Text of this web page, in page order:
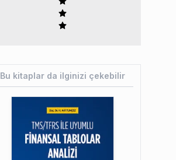
Bu kitaplar da ilginizi çekebilir